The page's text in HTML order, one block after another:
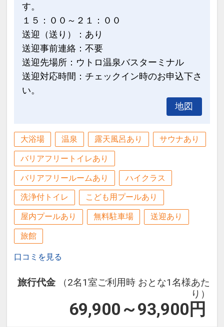
す。
１５：００～２１：００
送迎（送り）：あり
送迎事前連絡：不要
送迎先場所：ウトロ温泉バスターミナル
送迎対応時間：チェックイン時のお申込下さ
い。
地図
大浴場 温泉 露天風呂あり サウナあり
バリアフリートイレあり
バリアフリールームあり ハイクラス
洗浄付トイレ こども用プールあり
屋内プールあり 無料駐車場 送迎あり
旅館
口コミを見る
旅行代金
（2名1室ご利用時 おとな1名様あた
り）
69,900～93,900 円